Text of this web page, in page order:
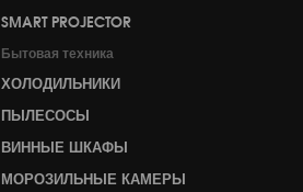
SMART PROJECTOR
Бытовая техника
ХОЛОДИЛЬНИКИ
ПЫЛЕСОСЫ
ВИННЫЕ ШКАФЫ
МОРОЗИЛЬНЫЕ КАМЕРЫ